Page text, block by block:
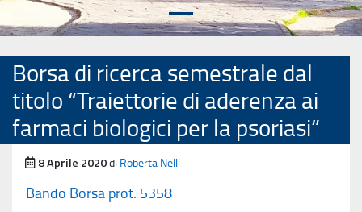
Borsa di ricerca semestrale dal
titolo “Traiettorie di aderenza ai
farmaci biologici per la psoriasi”
Pubblicato il
8 Aprile 2020di Roberta Nelli
Bando Borsa prot. 5358